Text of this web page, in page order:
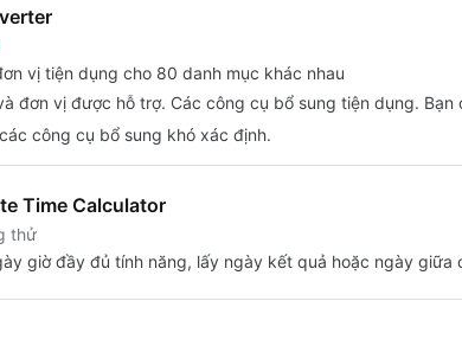
vị tiện dụng cho 80 danh mục khác nhau
đơn vị được hỗ trợ. Các công cụ bổ sung tiện dụng.
công cụ bổ sung khó xác định.
Time Calculator
thử
giờ đầy đủ tính năng, lấy ngày kết quả hoặc ngày giữa